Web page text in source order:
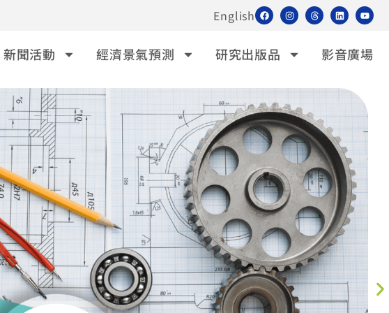
English
新聞活動 經濟景氣預測 研究出版品 影音廣場